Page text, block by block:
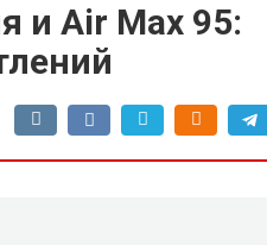
и Air Max 95: